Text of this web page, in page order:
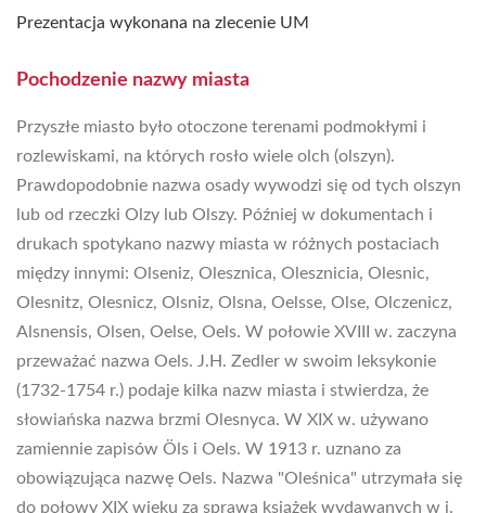
Prezentacja wykonana na zlecenie UM
Pochodzenie nazwy miasta
Przyszłe miasto było otoczone terenami podmokłymi i
rozlewiskami, na których rosło wiele olch (olszyn).
Prawdopodobnie nazwa osady wywodzi się od tych olszyn
lub od rzeczki Olzy lub Olszy. Później w dokumentach i
drukach spotykano nazwy miasta w różnych postaciach
między innymi: Olseniz, Olesznica, Olesznicia, Olesnic,
Olesnitz, Olesnicz, Olsniz, Olsna, Oelsse, Olse, Olczenicz,
Alsnensis, Olsen, Oelse, Oels. W połowie XVIII w. zaczyna
przeważać nazwa Oels. J.H. Zedler w swoim leksykonie
(1732-1754 r.) podaje kilka nazw miasta i stwierdza, że
słowiańska nazwa brzmi Olesnyca. W XIX w. używano
zamiennie zapisów Öls i Oels. W 1913 r. uznano za
obowiązująca nazwę Oels. Nazwa "Oleśnica" utrzymała się
do połowy XIX wieku za sprawą książek wydawanych w j.